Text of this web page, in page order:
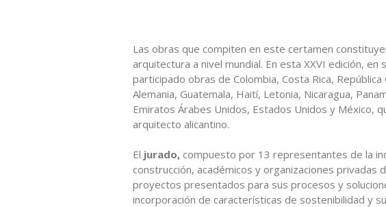
Las obras que compiten en este certamen
arquitectura a nivel mundial. En esta XXVI edición, en
participado obras de Colombia, Costa Rica, República
Alemania, Guatemala, Haití, Letonia, Nicaragua,
Emiratos Árabes Unidos, Estados Unidos y México,
arquitecto alicantino.
El jurado, compuesto por 13 representantes de la
construcción, académicos y organizaciones privadas
proyectos presentados para sus procesos y
incorporación de características de sostenibilidad y